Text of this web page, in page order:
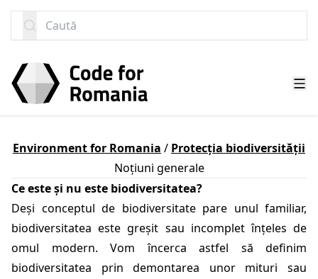
Caută
Environment for Romania / Protecția biodiversității
Noțiuni generale
Ce este și nu este biodiversitatea?
Deși conceptul de biodiversitate pare unul familiar,
biodiversitatea este greșit sau incomplet înțeles de
omul modern. Vom încerca astfel să definim
biodiversitatea prin demontarea unor mituri sau